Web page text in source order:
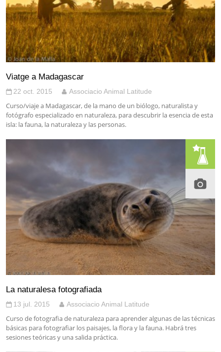
Viatge a Madagascar
22 oct. 2015 Associacio Animal Latitude
Curso/viaje a Madagascar, de la mano de un biólogo, naturalista y
fotógrafo especializado en naturaleza, para descubrir la esencia de esta
isla: la fauna, la naturaleza y las personas.
La naturalesa fotografiada
13 jul. 2015 Associacio Animal Latitude
Curso de fotografia de naturaleza para aprender algunas de las técnicas
básicas para fotografiar los paisajes, la flora y la fauna. Habrá tres
sesiones teóricas y una salida práctica.